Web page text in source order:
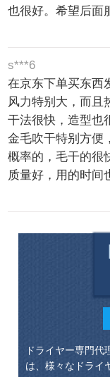
也很好。希望后面
s***6
在京东下单买东西
风力特别大，而且
干法很快，造型也
金毛吹干特别方便
概率的，毛干的很
质量好，用的时间
ドライヤー専門代
は、様々なドライ